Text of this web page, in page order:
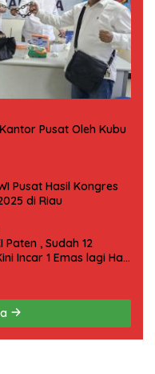
Pusat Oleh Kubu
Pusat Hasil Kongres
di Riau
Paten , Sudah 12
Incar 1 Emas lagi Hari